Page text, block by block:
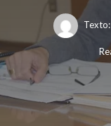
Texto: